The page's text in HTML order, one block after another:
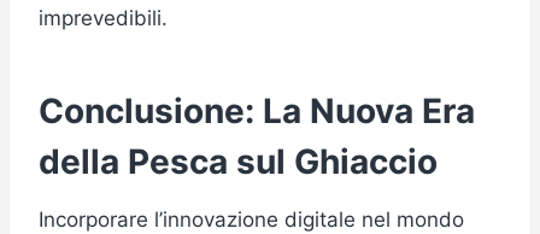
imprevedibili.
Conclusione: La Nuova Era
della Pesca sul Ghiaccio
Incorporare l’innovazione digitale nel mondo